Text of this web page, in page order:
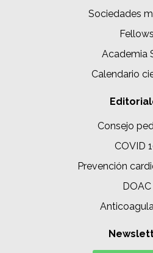
Sociedades
Fellows
Academia
Calendario
Consejo
COVID
Prevención
DOAC